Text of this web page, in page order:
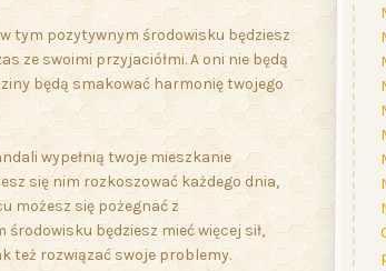
tym pozytywnym środowisku będziesz
ze swoimi przyjaciółmi. A oni nie będą
będą smakować harmonię twojego
wypełnią twoje mieszkanie
się nim rozkoszować każdego dnia,
możesz się pożegnać z
będziesz mieć więcej sił,
też rozwiązać swoje problemy.